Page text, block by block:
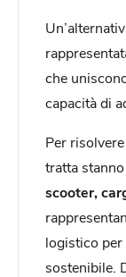
che
capacità di
Per
tratta
scooter,
logistico
sostenibile.